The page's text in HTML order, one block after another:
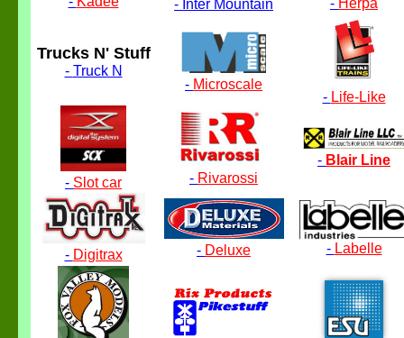
- Inter Mountain - Herpa
Trucks N' Stuff
- Truck N
- Microscale
- Life-Like
- Slot car - Rivarossi
- Blair Line
- Digitrax - Deluxe - Labelle